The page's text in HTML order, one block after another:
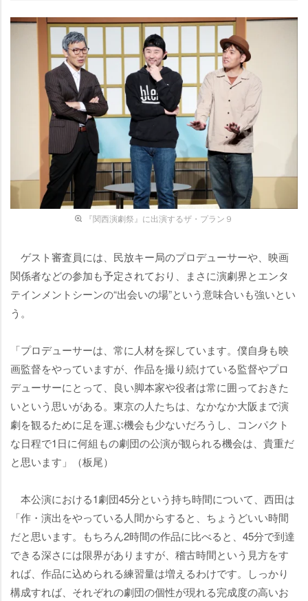
『関西演劇祭』に出演するザ・プラン９
ゲスト審査員には、民放キー局のプロデューサーや、映画
関係者などの参加も予定されており、まさに演劇界とエンタ
テインメントシーンの“出会いの場”という意味合いも強いとい
う。
「プロデューサーは、常に人材を探しています。僕自身も映
画監督をやっていますが、作品を撮り続けている監督やプロ
デューサーにとって、良い脚本家や役者は常に囲っておきた
いという思いがある。東京の人たちは、なかなか大阪まで演
劇を観るために足を運ぶ機会も少ないだろうし、コンパクト
な日程で1日に何組もの劇団の公演が観られる機会は、貴重だ
と思います」（板尾）
本公演における1劇団45分という持ち時間について、西田は
「作・演出をやっている人間からすると、ちょうどいい時間
だと思います。もちろん2時間の作品に比べると、45分で到達
できる深さには限界がありますが、稽古時間という見方をす
れば、作品に込められる練習量は増えるわけです。しっかり
構成すれば、それぞれの劇団の個性が現れる完成度の高いお